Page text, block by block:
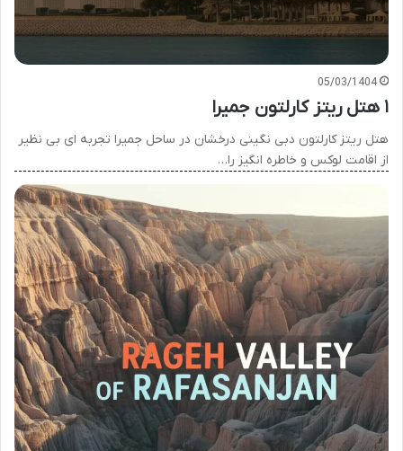
05/03/1404
۱ هتل ریتز کارلتون جمیرا
هتل ریتز کارلتون دبی نگینی درخشان در ساحل جمیرا تجربه ای بی نظیر
از اقامت لوکس و خاطره انگیز را…